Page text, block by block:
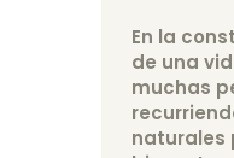
En la
de una
muchas
naturales